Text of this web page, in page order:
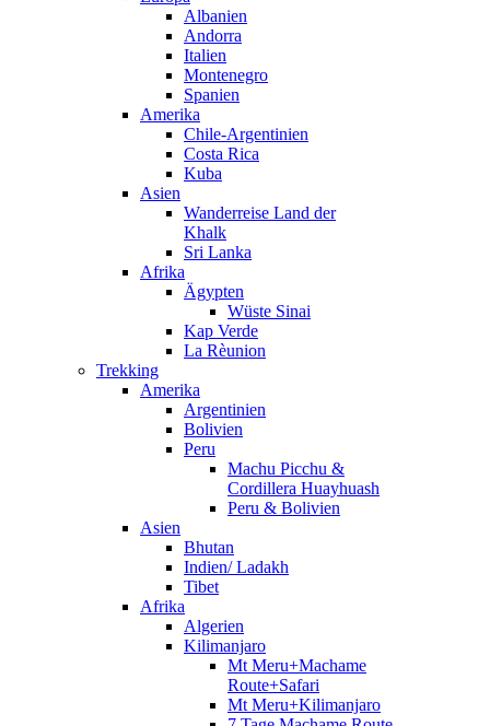
Albanien
Andorra
Italien
Montenegro
Spanien
Amerika
Chile-Argentinien
Costa Rica
Kuba
Asien
Wanderreise Land der
Khalk
Sri Lanka
Afrika
Ägypten
Wüste Sinai
Kap Verde
La Rèunion
Trekking
Amerika
Argentinien
Bolivien
Peru
Machu Picchu &
Cordillera Huayhuash
Peru & Bolivien
Asien
Bhutan
Indien/ Ladakh
Tibet
Afrika
Algerien
Kilimanjaro
Mt Meru+Machame
Route+Safari
Mt Meru+Kilimanjaro